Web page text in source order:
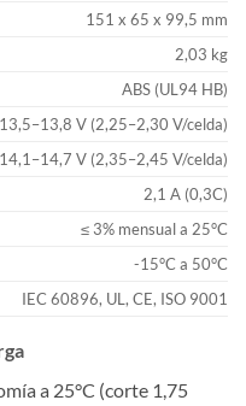
151 x 65 x 99,5 mm
2,03 kg
ABS (UL94 HB)
13,5–13,8 V (2,25–2,30 V/celda)
14,1–14,7 V (2,35–2,45 V/celda)
2,1 A (0,3C)
≤ 3% mensual a 25°C
-15°C a 50°C
IEC 60896, UL, CE, ISO 9001
a 25°C (corte 1,75